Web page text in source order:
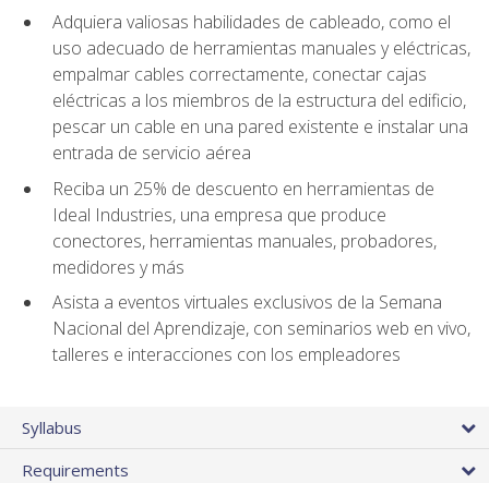
Adquiera valiosas habilidades de cableado, como el
uso adecuado de herramientas manuales y eléctricas,
empalmar cables correctamente, conectar cajas
eléctricas a los miembros de la estructura del edificio,
pescar un cable en una pared existente e instalar una
entrada de servicio aérea
Reciba un 25% de descuento en herramientas de
Ideal Industries, una empresa que produce
conectores, herramientas manuales, probadores,
medidores y más
Asista a eventos virtuales exclusivos de la Semana
Nacional del Aprendizaje, con seminarios web en vivo,
talleres e interacciones con los empleadores
Syllabus
Requirements